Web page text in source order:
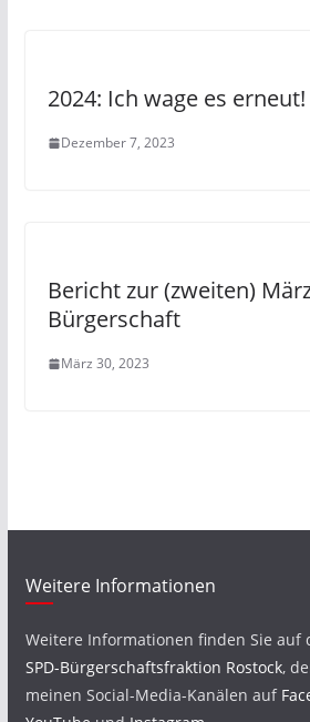
2024: Ich wage es erneut!
Dezember 7, 2023
Bericht zur (zweiten)
Bürgerschaft
März 30, 2023
Weitere Informationen
Weitere Informationen finden Sie auf
SPD-Bürgerschaftsfraktion Rostock,
meinen Social-Media-Kanälen auf